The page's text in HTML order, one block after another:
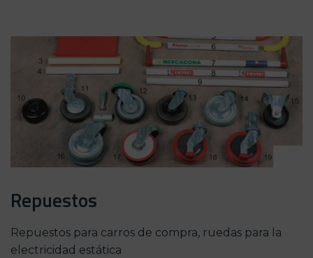
Repuestos
Repuestos para carros de compra, ruedas para la
electricidad estática